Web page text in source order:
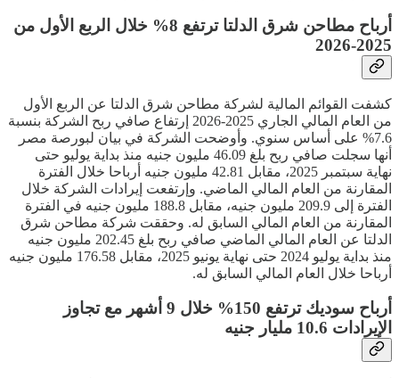
أرباح مطاحن شرق الدلتا ترتفع 8% خلال الربع الأول من
2025-2026
كشفت القوائم المالية لشركة مطاحن شرق الدلتا عن الربع الأول
من العام المالي الجاري 2025-2026 إرتفاع صافي ربح الشركة بنسبة
7.6% على أساس سنوي. وأوضحت الشركة في بيان لبورصة مصر
أنها سجلت صافي ربح بلغ 46.09 مليون جنيه منذ بداية يوليو حتى
نهاية سبتمبر 2025، مقابل 42.81 مليون جنيه أرباحا خلال الفترة
المقارنة من العام المالي الماضي. وإرتفعت إيرادات الشركة خلال
الفترة إلى 209.9 مليون جنيه، مقابل 188.8 مليون جنيه في الفترة
المقارنة من العام المالي السابق له. وحققت شركة مطاحن شرق
الدلتا عن العام المالي الماضي صافي ربح بلغ 202.45 مليون جنيه
منذ بداية يوليو 2024 حتى نهاية يونيو 2025، مقابل 176.58 مليون جنيه
أرباحا خلال العام المالي السابق له.
أرباح سوديك ترتفع 150% خلال 9 أشهر مع تجاوز
الإيرادات 10.6 مليار جنيه